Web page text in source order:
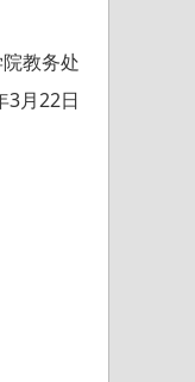
务处
日